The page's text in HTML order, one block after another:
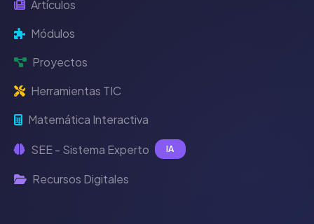
Artículos
Módulos
Proyectos
Herramientas TIC
Matemática Interactiva
SEE - Sistema Experto IA
Recursos Digitales